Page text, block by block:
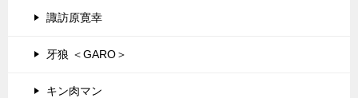
諏訪原寛幸
牙狼 ＜GARO＞
キン肉マン